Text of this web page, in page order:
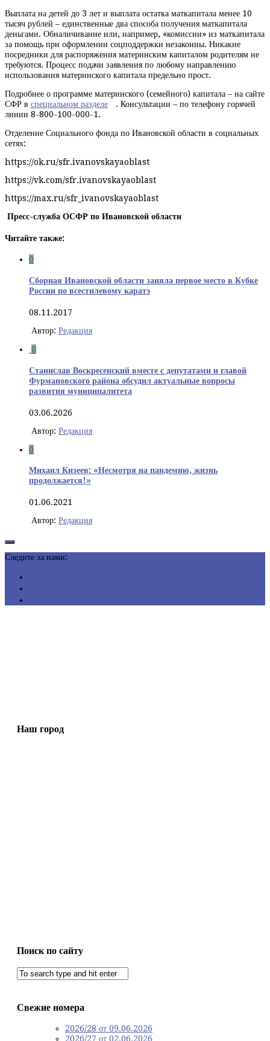
Выплата на детей до 3 лет и выплата остатка маткапитала менее 10
тысяч рублей – единственные два способа получения маткапитала
деньгами. Обналичивание или, например, «комиссии» из маткапитала
за помощь при оформлении соцподдержки незаконны. Никакие
посредники для распоряжения материнским капиталом родителям не
требуются. Процесс подачи заявления по любому направлению
использования материнского капитала предельно прост.
Подробнее о программе материнского (семейного) капитала – на сайте
СФР в специальном разделе
. Консультации – по телефону горячей
линии 8-800-100-000-1.
Отделение Социального фонда по Ивановской области в социальных
сетях:
https://ok.ru/sfr.ivanovskayaoblast
https://vk.com/sfr.ivanovskayaoblast
https://max.ru/sfr_ivanovskayaoblast
Пресс-служба ОСФР по Ивановской области
Читайте также:
0
Сборная Ивановской области заняла первое место в Кубке
России по всестилевому каратэ
08.11.2017
Автор: Редакция
0
Станислав Воскресенский вместе с депутатами и главой
Фурмановского района обсудил актуальные вопросы
развития муниципалитета
03.06.2026
Автор: Редакция
0
Михаил Кизеев: «Несмотря на пандемию, жизнь
продолжается!»
01.06.2021
Автор: Редакция
Следите за нами:
Наш город
Поиск по сайту
Свежие номера
2026/28 от 09.06.2026
2026/27 от 02.06.2026